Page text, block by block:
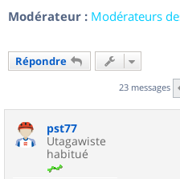
Modérateur : Modérateurs
Répondre
23 messages
pst77
Utagawiste
habitué